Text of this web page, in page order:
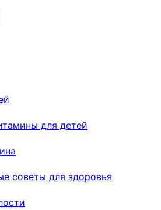
для детей
советы для здоровья